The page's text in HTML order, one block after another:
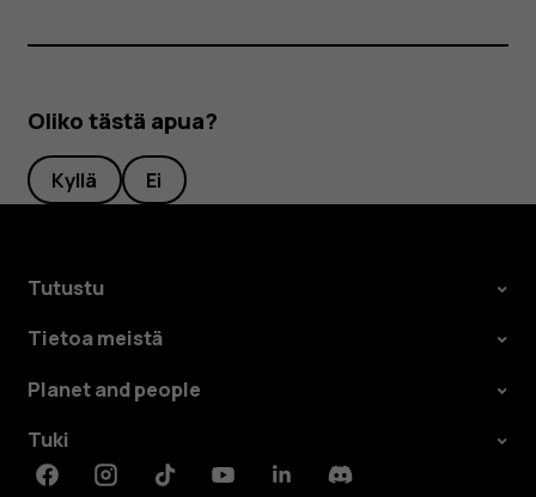
Oliko tästä apua?
Kyllä Ei
Tutustu
Tietoa meistä
Planet and people
Tuki
FacebookInstagramTiktokYoutubeLinkedinDiscord